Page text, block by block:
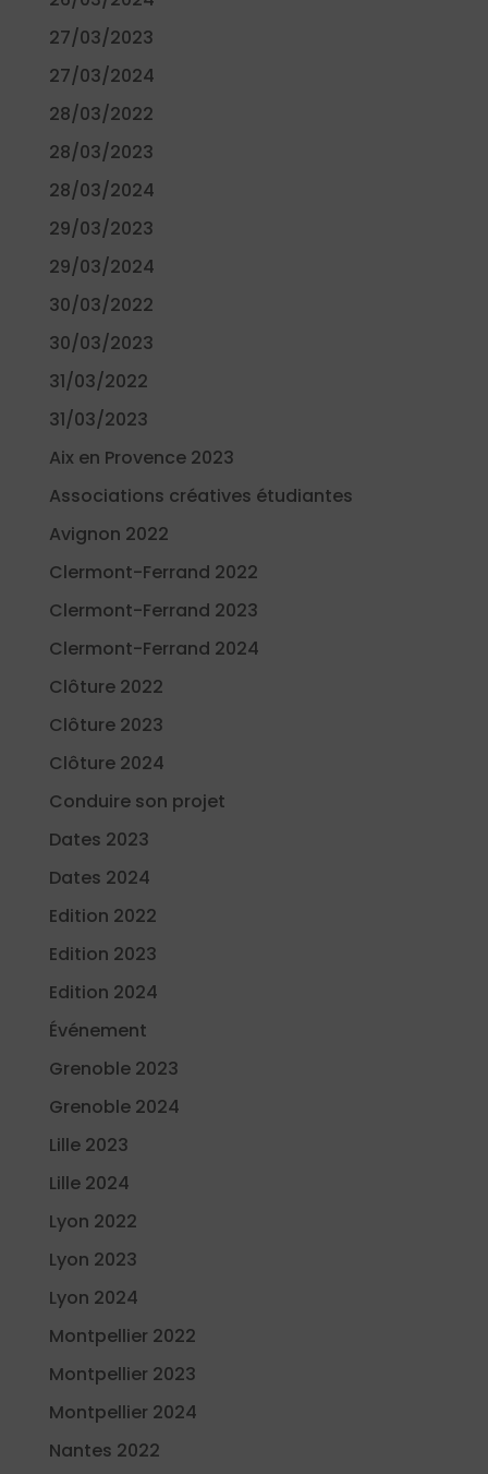
27/03/2023
27/03/2024
28/03/2022
28/03/2023
28/03/2024
29/03/2023
29/03/2024
30/03/2022
30/03/2023
31/03/2022
31/03/2023
Aix en Provence 2023
Associations créatives étudiantes
Avignon 2022
Clermont-Ferrand 2022
Clermont-Ferrand 2023
Clermont-Ferrand 2024
Clôture 2022
Clôture 2023
Clôture 2024
Conduire son projet
Dates 2023
Dates 2024
Edition 2022
Edition 2023
Edition 2024
Événement
Grenoble 2023
Grenoble 2024
Lille 2023
Lille 2024
Lyon 2022
Lyon 2023
Lyon 2024
Montpellier 2022
Montpellier 2023
Montpellier 2024
Nantes 2022